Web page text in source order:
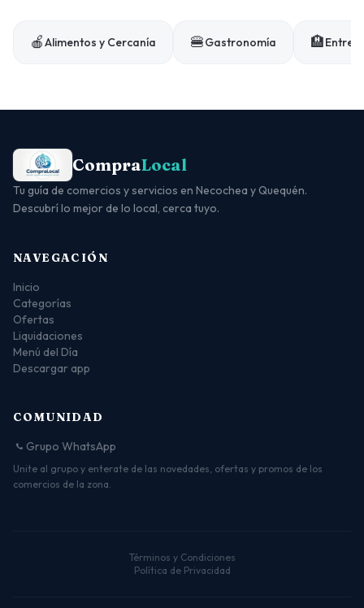
🍎Alimentos y Cercanía 🍔Gastronomía 🏨
CompraLocal
Tu guía de comercios y servicios en Necochea y Quequén.
Descubrí lo mejor de lo local, cerca tuyo.
NAVEGACIÓN
Inicio
Categorías
Ofertas
Liquidaciones
Menú del Día
Descargar app
COMUNIDAD
Grupo WhatsApp
Unite al grupo y enterate de las novedades, ofertas y promos de los
comercios de la zona.
Términos y Condiciones
Política de Privacidad